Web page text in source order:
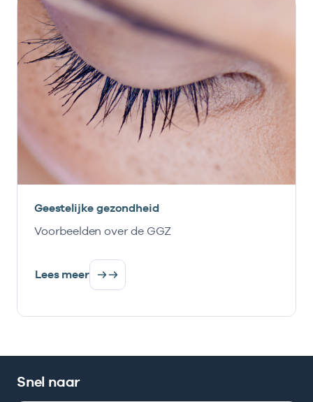
Geestelijke gezondheid
Voorbeelden over de GGZ
Lees meer
Snel naar